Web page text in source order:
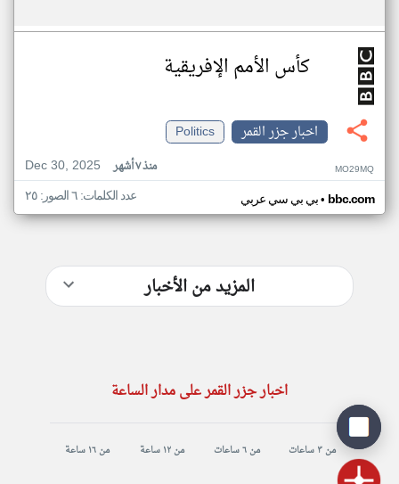
كأس الأمم الإفريقية
اخبار جزر القمر
Politics
Dec 30, 2025
منذ ٧ أشهر MO29MQ
بي بي سي عربي• bbc.com عدد الكلمات: ٦ الصور: ٢٥
المزيد من الأخبار
اخبار جزر القمر على مدار الساعة
من ٣ ساعات من ٦ ساعات من ١٢ ساعة من ١٦ ساعة